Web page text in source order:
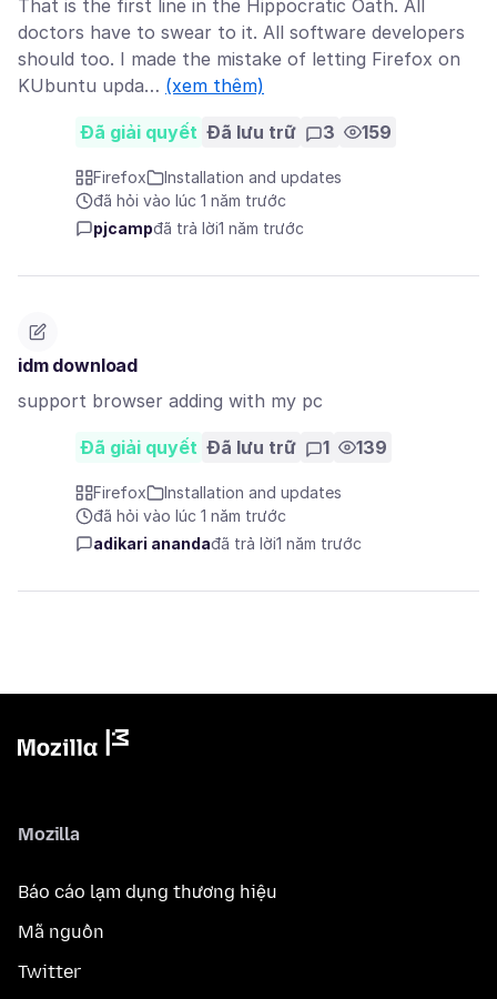
That is the first line in the Hippocratic Oath. All
doctors have to swear to it. All software developers
should too. I made the mistake of letting Firefox on
KUbuntu upda… (xem thêm)
Đã giải quyết Đã lưu trữ 3 159
Firefox
Installation and updates
đã hỏi vào lúc 1 năm trước
pjcampđã trả lời1 năm trước
idm download
support browser adding with my pc
Đã giải quyết Đã lưu trữ 1 139
Firefox
Installation and updates
đã hỏi vào lúc 1 năm trước
adikari anandađã trả lời1 năm trước
Mozilla
Báo cáo lạm dụng thương hiệu
Mã nguồn
Twitter